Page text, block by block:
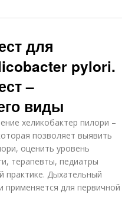
для
pylori.
–
виды
хеликобактер пилори –
позволяет выявить
оценить уровень
терапевты, педиатры
практике. Дыхательный
применяется для первичной